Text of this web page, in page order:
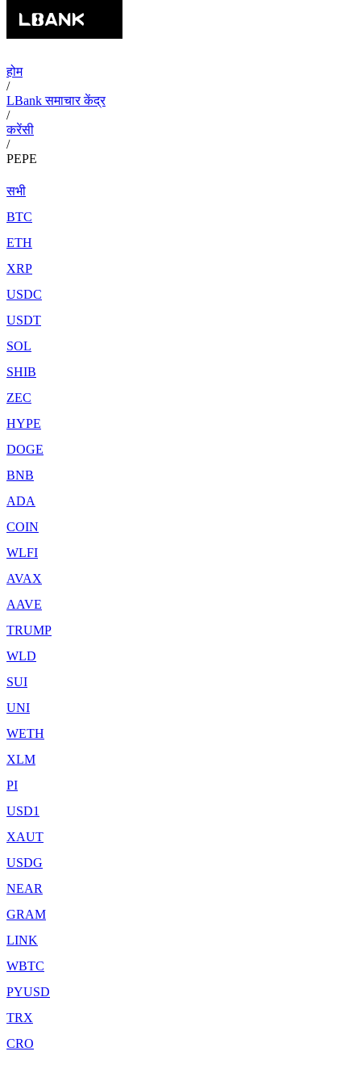
होम
/
LBank समाचार केंद्र
/
करेंसी
/
PEPE
सभी
BTC
ETH
XRP
USDC
USDT
SOL
SHIB
ZEC
HYPE
DOGE
BNB
ADA
COIN
WLFI
AVAX
AAVE
TRUMP
WLD
SUI
UNI
WETH
XLM
PI
USD1
XAUT
USDG
NEAR
GRAM
LINK
WBTC
PYUSD
TRX
CRO